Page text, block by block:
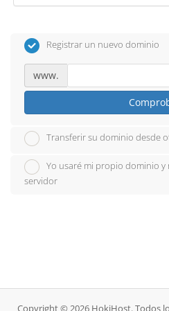
Registrar un nuevo dominio
www.
Transferir su dominio desde
Yo usaré mi propio dominio
servidor
Copyright © 2026 HokiHost. Todos